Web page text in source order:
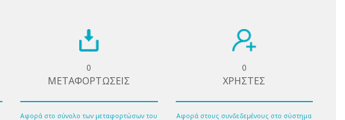
0
ΜΕΤΑΦΟΡΤΩΣΕΙΣ
Αφορά στο σύνολο των μεταφορτώσων του
0
ΧΡΗΣΤΕΣ
Αφορά στους συνδεδεμένους στο σύστημα